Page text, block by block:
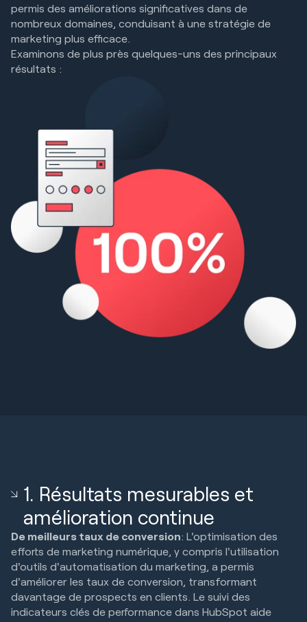
permis des améliorations significatives dans de
nombreux domaines, conduisant à une stratégie de
marketing plus efficace.
Examinons de plus près quelques-uns des principaux
résultats :
1. Résultats mesurables et
amélioration continue
De meilleurs taux de conversion: L'optimisation des
efforts de marketing numérique, y compris l'utilisation
d'outils d'automatisation du marketing, a permis
d'améliorer les taux de conversion, transformant
davantage de prospects en clients. Le suivi des
indicateurs clés de performance dans HubSpot aide